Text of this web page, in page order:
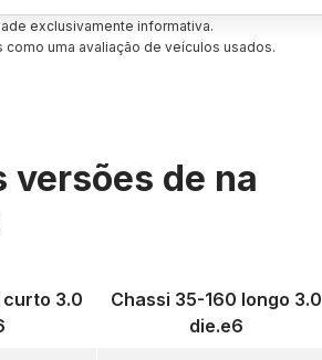
exclusivamente informativa.
uma avaliação de veículos usados.
versões de na
curto 3.0
Chassi 35-160 longo 3.0
die.e6